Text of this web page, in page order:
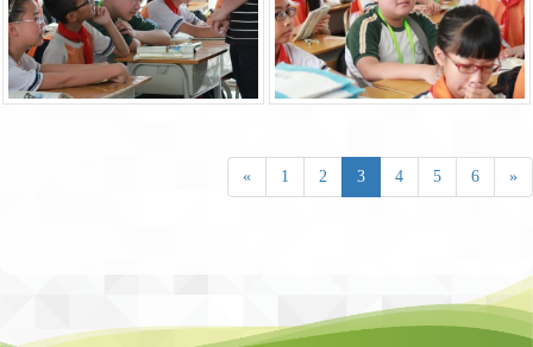
« 1 2 3 4 5 6 »